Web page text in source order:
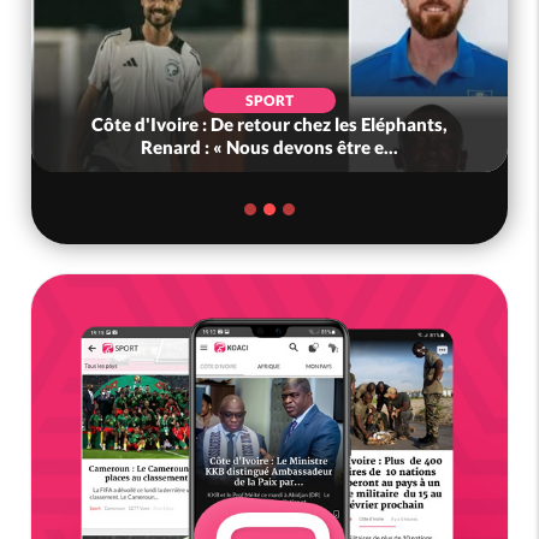
SPORT
Côte d'Ivoire : De retour chez les Eléphants,
Renard : « Nous devons être e...